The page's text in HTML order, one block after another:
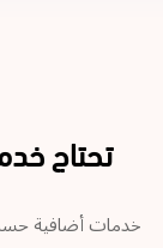
تحتاج
خدمات أضافية